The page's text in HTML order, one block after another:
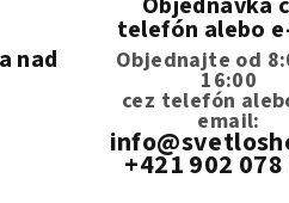
nad
telefón alebo
Objednajte od
16:00
cez telefón
email:
+421 902